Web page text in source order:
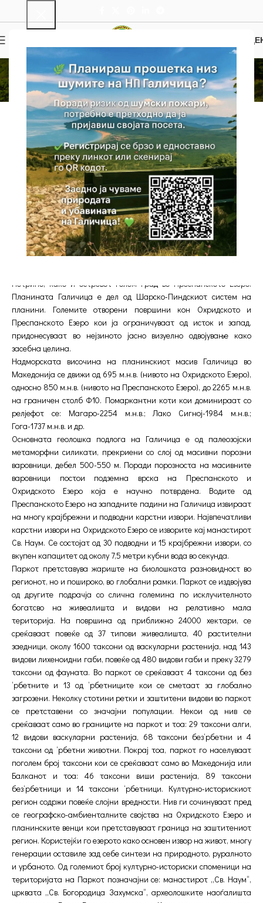
Инфо
Почетна Инфо
Генерални Информации
Националниот парк Галичица препознатлив по својата богата и
ретка природа и неповторлива убавина, во 1958 година е
прогласен за национален парк со цел да се зачува растителниот
и животинскиот свет и природниот изглед на планината
Галичица. Околу 2/3 од Паркот е вклучен во границите на
Светското природно и културно наследство на охридскиот
регион, впишано на листата на Светско културно и природно
наследство на УНЕСКО. Националниот парк Галичица се наоѓа во
југозападниот дел на Македонија, на планинскиот масив
Петрино, како и островот Голем Град во Преспанското Езеро.
Планината Галичица е дел од Шарско-Пиндскиот систем на
планини. Големите отворени површини кон Охридското и
Преспанското Езеро кои ја ограничуваат од исток и запад,
придонесуваат во нејзиното јасно визуелно одвојување како
засебна целина.
Надморската височина на планинскиот масив Галичица во
Македонија се движи од 695 м.н.в. (нивото на Охридското Езеро),
односно 850 м.н.в. (нивото на Преспанското Езеро), до 2265 м.н.в.
на граничен столб Ф10. Помаркантни коти кои доминираат со
релјефот се: Магаро-2254 м.н.в.; Лако Сигној-1984 м.н.в.;
Гога-1737 м.н.в. и др.
Основната геолошка подлога на Галичица е од палеoзојски
метаморфни силикати, прекриени со слој од масивни порозни
варовници, дебел 500-550 м. Поради порозноста на масивните
варовници постои подземна врска на Преспанското и
Охридското Езеро која е научно потврдена. Водите од
Преспанското Езеро на западните падини на Галичица извираат
на многу крајбрежни и подводни карстни извори. Највпечатливи
карстни извори на Охридското Езеро се изворите кај манастирот
Св. Наум. Се состојат од 30 подводни и 15 крајбрежни извори, со
вкупен капацитет од околу 7,5 метри кубни вода во секунда.
Паркот претставува жариште на биолошката разновидност во
регионот, но и пошироко, во глобални рамки. Паркот се издвојува
од другите подрачја со слична големина по исклучителното
богатсво на живеалишта и видови на релативно мала
територија. На површина од приближно 24000 хектари, се
среќаваат повеќе од 37 типови живеалишта, 40 растителни
заедници, околу 1600 таксони од васкуларни растенија, над 143
видови лихеноидни габи, повеќе од 480 видови габи и преку 3279
таксони од фауната. Во паркот се среќаваат 4 таксони од без
‘рбетните и 13 од ‘рбетниците кои се сметаат за глобално
загрозени. Неколку стотини ретки и заштитени видови во паркот
се претставени со значајни популации. Некои од нив се
среќаваат само во границите на паркот и тоа: 29 таксони алги,
12 видови васкуларни растенија, 68 таксони без‘рбетни и 4
таксони од ‘рбетни животни. Покрај тоа, паркот го населуваат
поголем број таксони кои се среќаваат само во Македонија или
Балканот и тоа: 46 таксони виши растенија, 89 таксони
без‘рбетници и 14 таксони ‘рбетници. Културно-историскиот
регион содржи повеќе слојни вредности. Нив ги сочинуваат пред
се географско-амбиенталните својства на Охридското Езеро и
планинските венци кои претставуваат граница на заштитениот
регион. Користејќи го езерото како основен извор на живот, многу
генерации оставиле зад себе синтези на природното, руралното
и урбаното. Од големиот број културно-историски споменици на
територијата на Паркот позначајни се: манастирот „Св. Наум“,
црквата „Св. Богородица Захумска“, археолошките наоѓалишта